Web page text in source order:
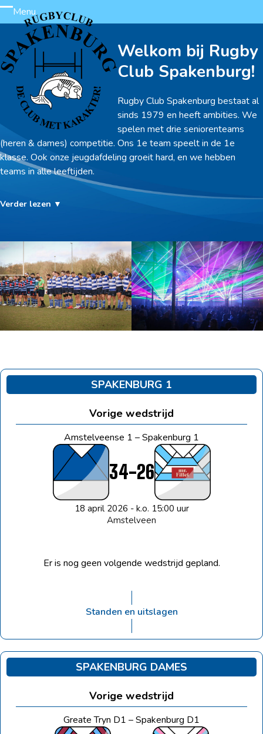
Skip
to
content
Menu
Open
mobile
menu
Close
mobile
menu
Welkom bij Rugby
Club Spakenburg!
Rugby Club Spakenburg bestaat al
sinds 1979 en heeft ambities. We
spelen met drie seniorenteams
(heren & dames) competitie. Ons 1e team speelt in de 1e
klasse. Ook onze jeugdafdeling groeit hard, en we hebben
teams in alle leeftijden.
Verder lezen ▼
SPAKENBURG 1
Vorige wedstrijd
Amstelveense 1 – Spakenburg 1
34-26
18 april 2026 - k.o. 15:00 uur
Amstelveen
Er is nog geen volgende wedstrijd gepland.
Standen en uitslagen
SPAKENBURG DAMES
Vorige wedstrijd
Greate Tryn D1 – Spakenburg D1